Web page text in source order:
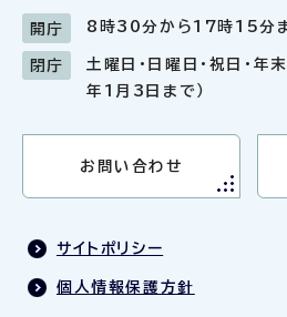
開庁 8時30分から17時15分
閉庁
土曜日・日曜日・祝日・
年1月3日まで）
お問い合わせ
サイトポリシー
個人情報保護方針